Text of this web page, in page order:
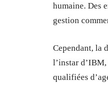
humaine. Des
gestion
Cependant, la
l’instar
qualifiées